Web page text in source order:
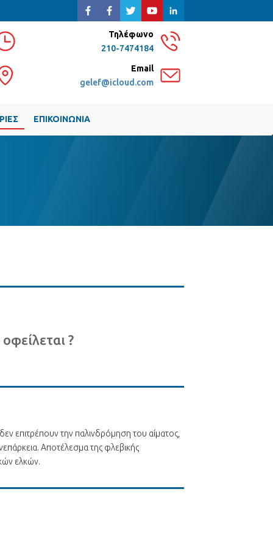
Τηλέφωνο
210-7474184
Email
gelef@icloud.com
?
επιτρέπουν την παλινδρόμηση του αίματος,
Αποτέλεσμα της φλεβικής
ελκών.
ΕΠΙΚΟΙΝΩΝΙΑ